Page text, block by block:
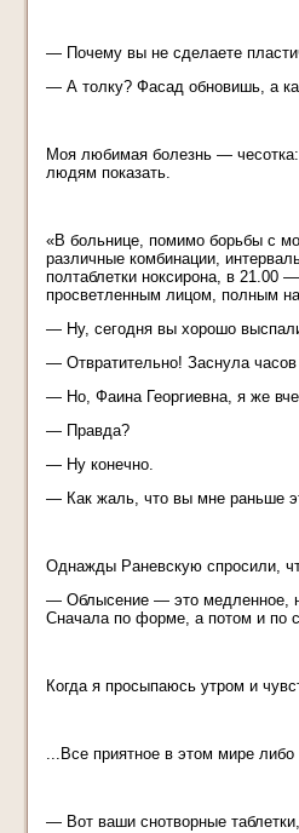
— Почему вы не сделаете
— А толку? Фасад обновишь, а
Моя любимая болезнь —
людям показать.
«В больнице, помимо борьбы с
различные комбинации,
полтаблетки ноксирона, в 21.00
просветленным лицом, полным
— Ну, сегодня вы хорошо
— Отвратительно! Заснула
— Но, Фаина Георгиевна, я же
— Правда?
— Ну конечно.
— Как жаль, что вы мне раньше
Однажды Раневскую спросили,
— Облысение — это медленное,
Сначала по форме, а потом и по
Когда я просыпаюсь утром и
...Все приятное в этом мире
— Вот ваши снотворные